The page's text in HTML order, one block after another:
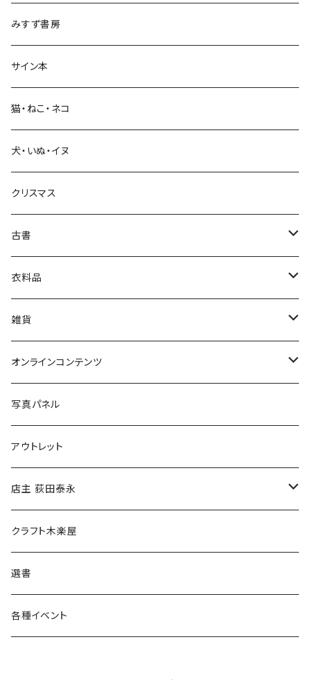
生活・暮らし
芸術・絵画・写真
絵本・児童書
娯楽・エンターテインメント
みすず書房
サイン本
猫・ねこ・ネコ
犬・いぬ・イヌ
クリスマス
古書
古書セット
美術
衣料品
POLEWARDS
Tシャツ
雑貨
バッグ
ブックカバー
マグカップ
傘
食料品
その他
オンラインコンテンツ
冒険クロストーク
写真パネル
アウトレット
店主 荻田泰永
書籍
ウェア
クラフト木楽屋
選書
各種イベント